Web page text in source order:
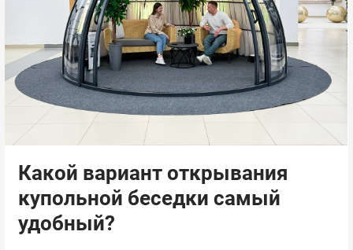
Какой вариант открывания
купольной беседки самый
удобный?